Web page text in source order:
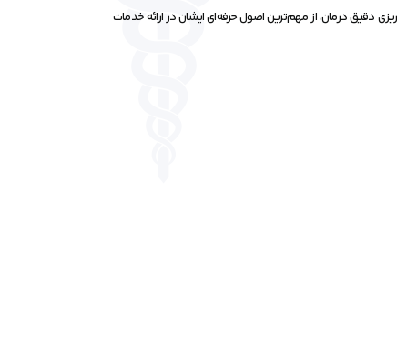
دقیق درمان، از مهم‌ترین اصول حرفه‌ای ایشان در ارائه خدمات